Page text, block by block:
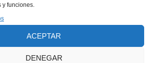
y funciones.
ACEPTAR
DENEGAR
Original Boda
junio 18, 2026
No Son lo de Siempre Figuras